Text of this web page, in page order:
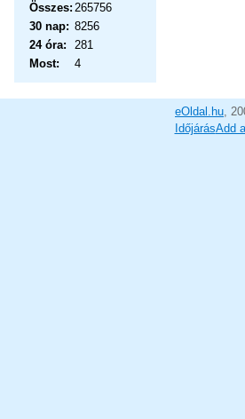
Most: 4
Összes: 265756
30 nap: 8256
24 óra:
281
eOldal.hu,
IdőjárásAdd